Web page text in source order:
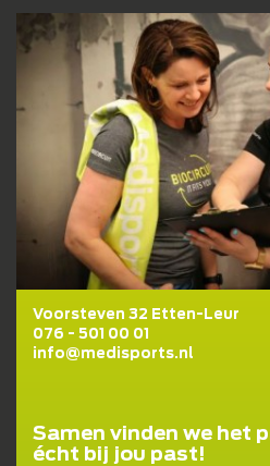
Voorsteven 32 Etten-Leur
076 - 501 00 01
info@medisports.nl
Samen vinden we het
écht bij jou past!